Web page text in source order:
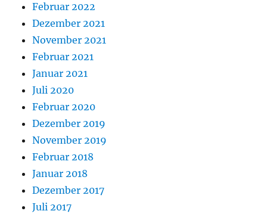
Februar 2022
Dezember 2021
November 2021
Februar 2021
Januar 2021
Juli 2020
Februar 2020
Dezember 2019
November 2019
Februar 2018
Januar 2018
Dezember 2017
Juli 2017